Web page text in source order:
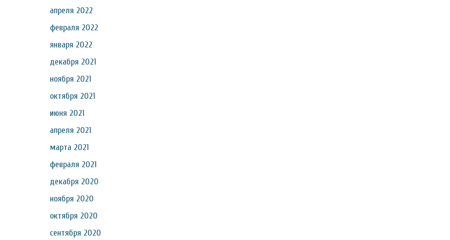
апреля 2022
февраля 2022
января 2022
декабря 2021
ноября 2021
октября 2021
июня 2021
апреля 2021
марта 2021
февраля 2021
декабря 2020
ноября 2020
октября 2020
сентября 2020